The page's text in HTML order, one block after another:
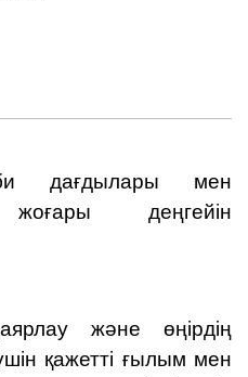
дағдылары мен
жоғары деңгейін
және өңірдің
үшін қажетті ғылым мен